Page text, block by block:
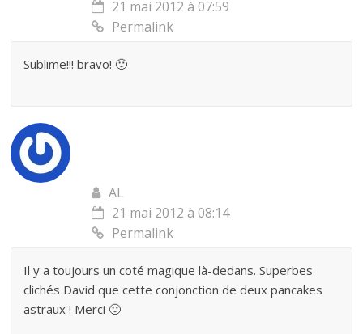
21 mai 2012 à 07:59
Permalink
Sublime!!! bravo! 🙂
AL
21 mai 2012 à 08:14
Permalink
Il y a toujours un coté magique là-dedans. Superbes
clichés David que cette conjonction de deux pancakes
astraux ! Merci 🙂